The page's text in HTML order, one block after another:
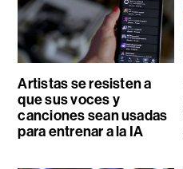
Artistas se resisten a
que sus voces y
canciones sean usadas
para entrenar a la IA